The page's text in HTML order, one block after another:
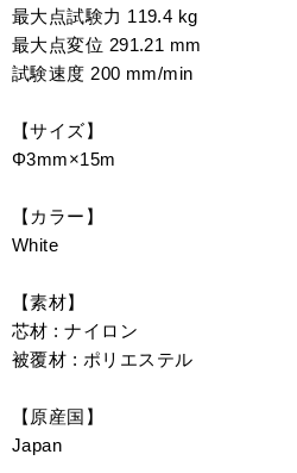
最大点試験力 119.4 kg
最大点変位 291.21 mm
試験速度 200 mm/min
【サイズ】
Φ3mm×15m
【カラー】
White
【素材】
芯材 : ナイロン
被覆材 : ポリエステル
【原産国】
Japan